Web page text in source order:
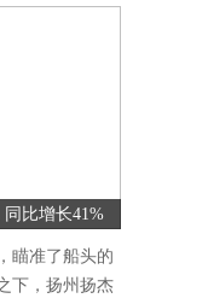
比增长41%
瞄准了船头的
下，扬州扬杰